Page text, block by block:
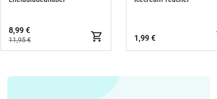
8,99 €
11,95 € 1,99 €